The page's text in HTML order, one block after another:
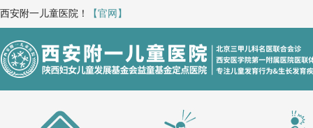
西安附一儿童医院！ 【官网】